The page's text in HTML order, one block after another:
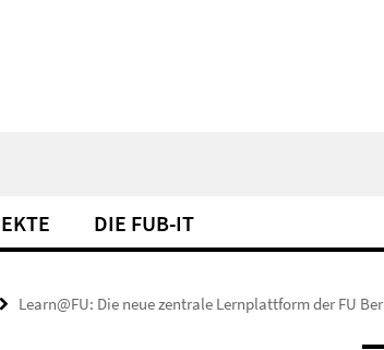
DIE FUB-IT
Learn@FU: Die neue zentrale Lernplattform der FU